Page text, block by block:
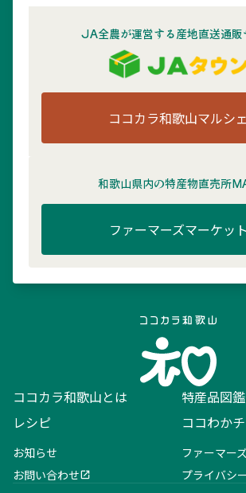
JA全農が運営する産地直送通販
ココカラ和歌山マルシェ
和歌山県内の特産物直売所
ファーマーズマーケット
ココカラ和歌山とは
特産品図鑑
レシピ
ココわか
お知らせ
ファーマー
お問い合わせ
プライバシ